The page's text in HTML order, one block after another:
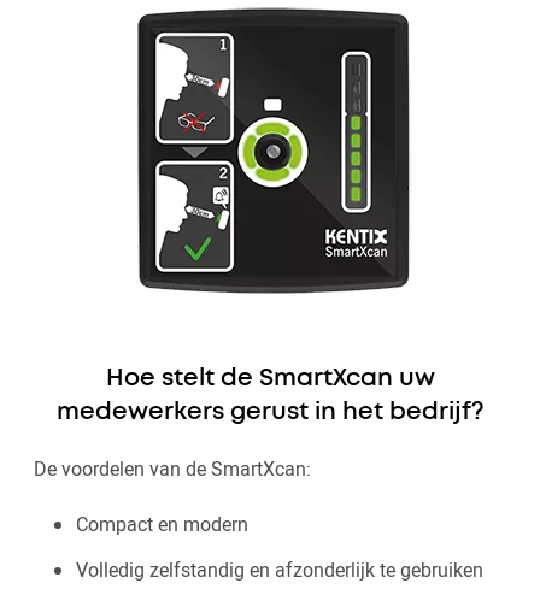
Hoe stelt de SmartXcan uw
medewerkers gerust in het bedrijf?
De voordelen van de SmartXcan:
Compact en modern
Volledig zelfstandig en afzonderlijk te gebruiken